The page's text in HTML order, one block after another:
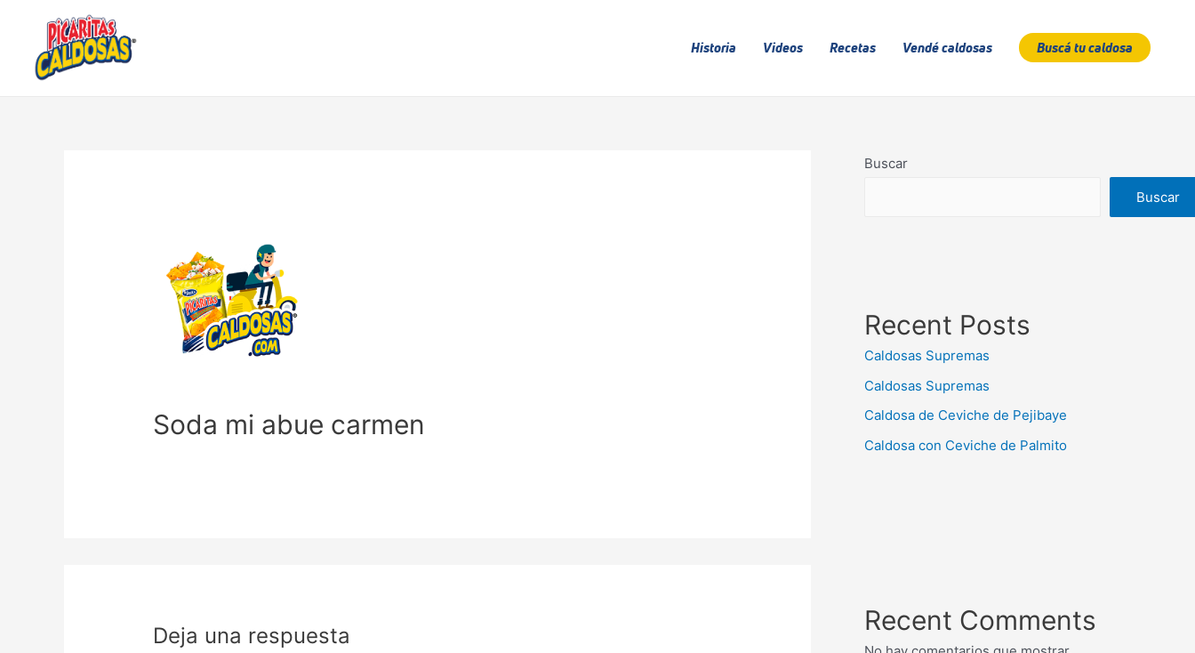
Historia Videos Recetas Vendé caldosas Buscá tu caldosa
Soda mi abue carmen
Deja una respuesta
Buscar
Buscar
Recent Posts
Caldosas Supremas
Caldosas Supremas
Caldosa de Ceviche de Pejibaye
Caldosa con Ceviche de Palmito
Recent Comments